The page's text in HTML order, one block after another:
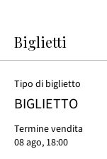
Biglietti
Tipo di biglietto
BIGLIETTO
Termine vendita
08 ago, 18:00